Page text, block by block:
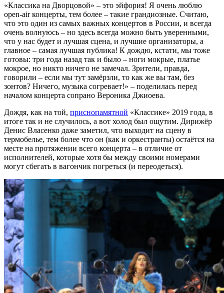
«Классика на Дворцовой» – это эйфория! Я очень люблю
open-air концерты, тем более – такие грандиозные. Считаю,
что это один из самых важных концертов в России, и всегда
очень волнуюсь – но здесь всегда можно быть уверенными,
что у нас будет и лучшая сцена, и лучшие организаторы, а
главное – самая лучшая публика! К дождю, кстати, мы тоже
готовы: три года назад так и было – ноги мокрые, платье
мокрое, но никто ничего не замечал. Зрители, правда,
говорили – если мы тут замёрзли, то как же вы там, без
зонтов? Ничего, музыка согревает!» – поделилась перед
началом концерта сопрано Вероника Джиоева.
Дождя, как на той, приснопамятной «Классике» 2019 года, в
итоге так и не случилось, а вот холод был ощутим. Дирижёр
Денис Власенко даже заметил, что выходит на сцену в
термобелье, тем более что он (как и оркестранты) остаётся на
месте на протяжении всего концерта – в отличие от
исполнителей, которые хотя бы между своими номерами
могут сбегать в вагончик погреться (и переодеться).